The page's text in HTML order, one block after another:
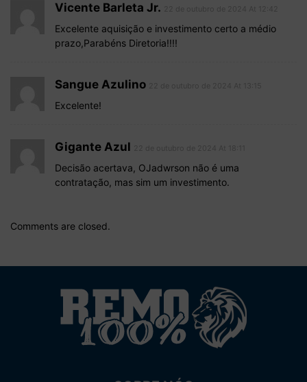
Vicente Barleta Jr.
Excelente aquisição e investimento certo a médio
prazo,Parabéns Diretoria!!!!
Sangue Azulino
Excelente!
Gigante Azul
Decisão acertava, OJadwrson não é uma
contratação, mas sim um investimento.
Comments are closed.